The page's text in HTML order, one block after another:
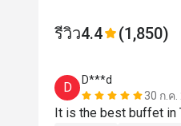
รีวิว4.4 (1,850)
D
D***d
30 ก.ค.
It is the best buffet in